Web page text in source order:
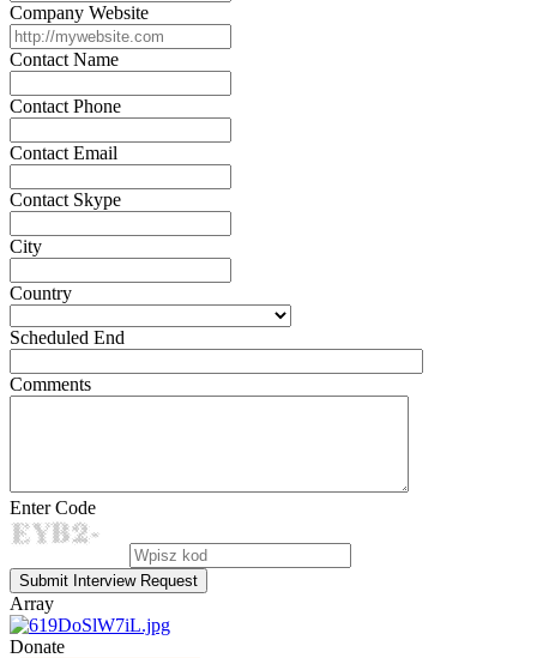
Company Website
Contact Name
Contact Phone
Contact Email
Contact Skype
City
Country
Scheduled End
Comments
Enter Code
Submit Interview Request
Array
Donate